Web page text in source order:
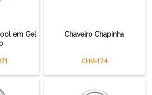
em Gel
Chaveiro Chapinha
CHM-174